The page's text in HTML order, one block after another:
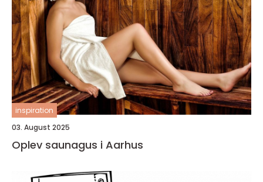
inspiration
03. August 2025
Oplev saunagus i Aarhus